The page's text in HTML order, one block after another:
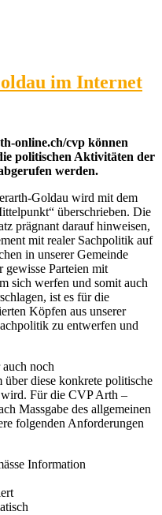
im Internet
online.ch/cvp können
politischen Aktivitäten der
werden.
Goldau wird mit dem
überschrieben. Die
prägnant darauf hinweisen,
mit realer Sachpolitik auf
in unserer Gemeinde
gewisse Parteien mit
sich werfen und somit auch
ist es für die
Köpfen aus unserer
zu entwerfen und
auch noch
diese konkrete politische
Für die CVP Arth –
Massgabe des allgemeinen
folgenden Anforderungen
Information